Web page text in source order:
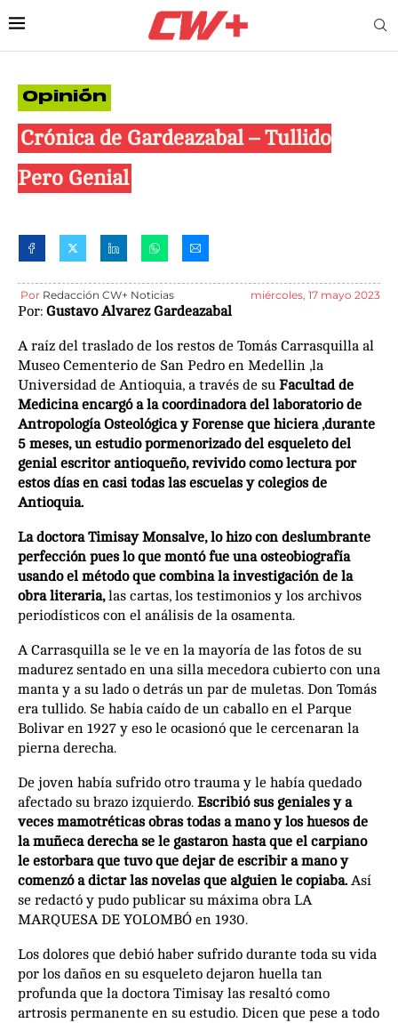
Opinión
Crónica de Gardeazabal – Tullido
Pero Genial
Por Redacción CW+ Noticias miércoles, 17 mayo 2023
Por: Gustavo Alvarez Gardeazabal
A raíz del traslado de los restos de Tomás Carrasquilla al
Museo Cementerio de San Pedro en Medellin ,la
Universidad de Antioquia, a través de su Facultad de
Medicina encargó a la coordinadora del laboratorio de
Antropología Osteológica y Forense que hiciera ,durante
5 meses, un estudio pormenorizado del esqueleto del
genial escritor antioqueño, revivido como lectura por
estos días en casi todas las escuelas y colegios de
Antioquia.
La doctora Timisay Monsalve, lo hizo con deslumbrante
perfección pues lo que montó fue una osteobiografía
usando el método que combina la investigación de la
obra literaria,las cartas, los testimonios y los archivos
periodísticos con el análisis de la osamenta.
A Carrasquilla se le ve en la mayoría de las fotos de su
madurez sentado en una silla mecedora cubierto con una
manta y a su lado o detrás un par de muletas. Don Tomás
era tullido. Se había caído de un caballo en el Parque
Bolivar en 1927 y eso le ocasionó que le cercenaran la
pierna derecha.
De joven había sufrido otro trauma y le había quedado
afectado su brazo izquierdo. Escribió sus geniales y a
veces mamotréticas obras todas a mano y los huesos de
la muñeca derecha se le gastaron hasta que el carpiano
le estorbara que tuvo que dejar de escribir a mano y
comenzó a dictar las novelas que alguien le copiaba. Así
se redactó y pudo publicar su máxima obra LA
MARQUESA DE YOLOMBÓ en 1930.
Los dolores que debió haber sufrido durante toda su vida
por los daños en su esqueleto dejaron huella tan
profunda que la doctora Timisay las resaltó como
artrosis permanente en su estudio. Dicen que pese a todo